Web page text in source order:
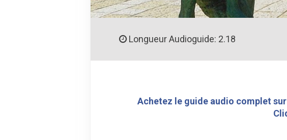
Longueur Audioguide: 2.18
Achetez le guide audio complet